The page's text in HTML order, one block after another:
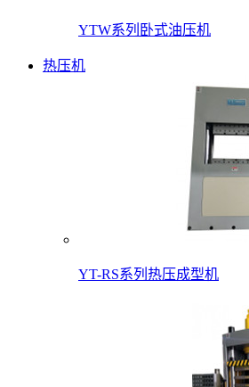
YTW系列卧式油压机
热压机
YT-RS系列热压成型机